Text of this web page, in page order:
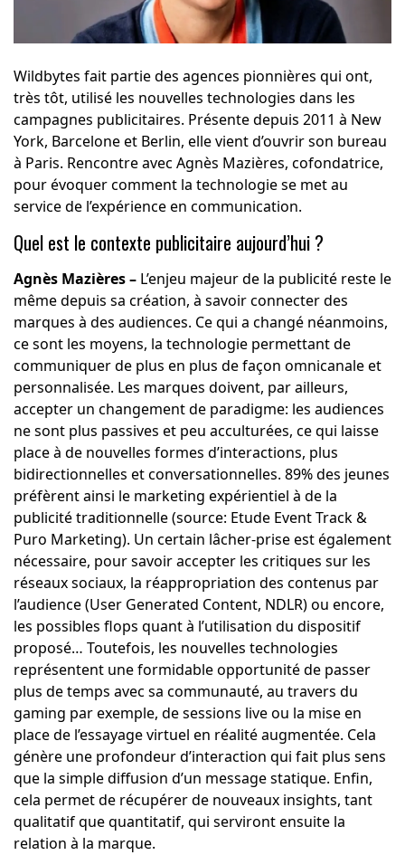
Wildbytes fait partie des agences pionnières qui ont,
très tôt, utilisé les nouvelles technologies dans les
campagnes publicitaires. Présente depuis 2011 à New
York, Barcelone et Berlin, elle vient d’ouvrir son bureau
à Paris. Rencontre avec Agnès Mazières, cofondatrice,
pour évoquer comment la technologie se met au
service de l’expérience en communication.
Quel est le contexte publicitaire aujourd’hui ?
Agnès Mazières–L’enjeu majeur de la publicité reste le
même depuis sa création, à savoir connecter des
marques à des audiences. Ce qui a changé néanmoins,
ce sont les moyens, la technologie permettant de
communiquer de plus en plus de façon omnicanale et
personnalisée. Les marques doivent, par ailleurs,
accepter un changement de paradigme: les audiences
ne sont plus passives et peu acculturées, ce qui laisse
place à de nouvelles formes d’interactions, plus
bidirectionnelles et conversationnelles. 89% des jeunes
préfèrent ainsi le marketing expérientiel à de la
publicité traditionnelle (source: Etude Event Track &
Puro Marketing). Un certain lâcher-prise est également
nécessaire, pour savoir accepter les critiques sur les
réseaux sociaux, la réappropriation des contenus par
l’audience (User Generated Content, NDLR) ou encore,
les possibles flops quant à l’utilisation du dispositif
proposé… Toutefois, les nouvelles technologies
représentent une formidable opportunité de passer
plus de temps avec sa communauté, au travers du
gaming par exemple, de sessions live ou la mise en
place de l’essayage virtuel en réalité augmentée. Cela
génère une profondeur d’interaction qui fait plus sens
que la simple diffusion d’un message statique. Enfin,
cela permet de récupérer de nouveaux insights, tant
qualitatif que quantitatif, qui serviront ensuite la
relation à la marque.